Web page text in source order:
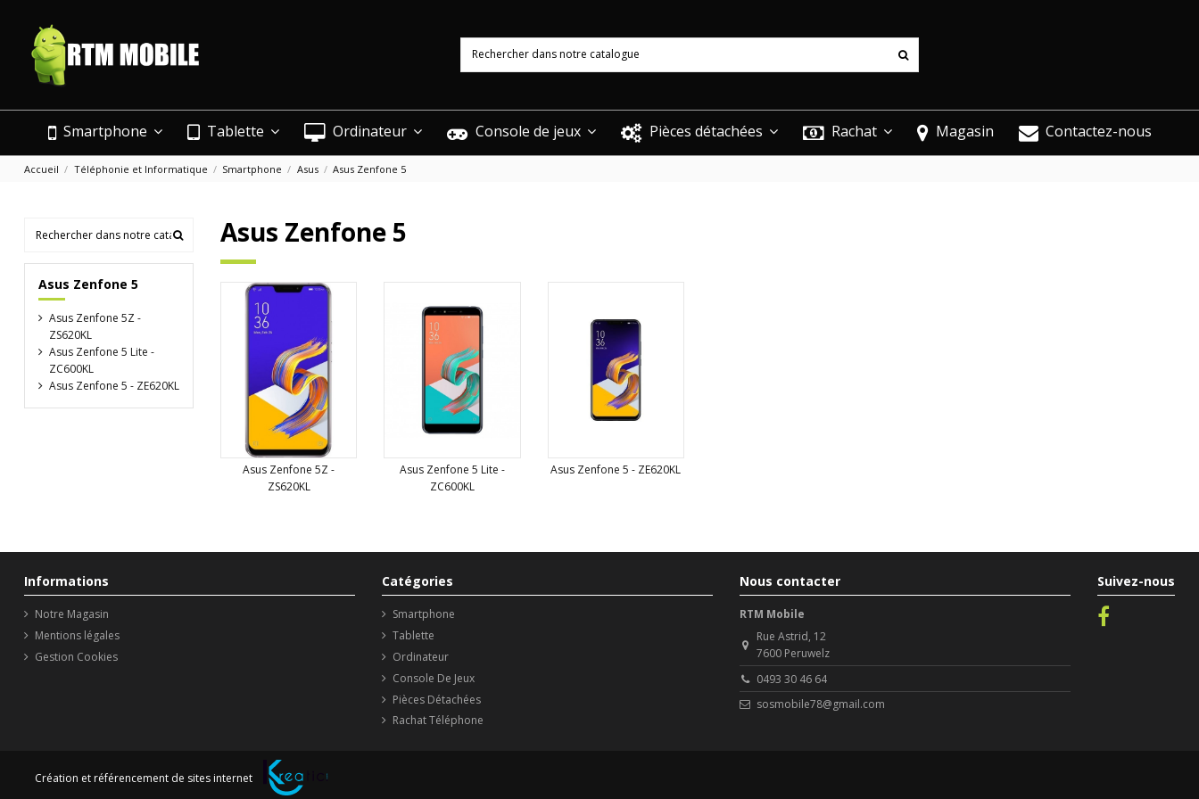
Smartphone Tablette Ordinateur Console de jeux Pièces détachées Rachat Magasin Contactez-nous
Accueil Téléphonie et Informatique Smartphone Asus Asus Zenfone 5
Asus Zenfone 5
Asus Zenfone 5Z -
ZS620KL
Asus Zenfone 5 Lite -
ZC600KL
Asus Zenfone 5 - ZE620KL
Asus Zenfone 5
Asus Zenfone 5Z -
ZS620KL
Asus Zenfone 5 Lite -
ZC600KL
Asus Zenfone 5 - ZE620KL
Informations
Notre Magasin
Mentions légales
Gestion Cookies
Catégories
Smartphone
Tablette
Ordinateur
Console De Jeux
Pièces Détachées
Rachat Téléphone
Nous contacter
RTM Mobile
Rue Astrid, 12
7600 Peruwelz
0493 30 46 64
sosmobile78@gmail.com
Suivez-nous
Création et référencement de sites internet